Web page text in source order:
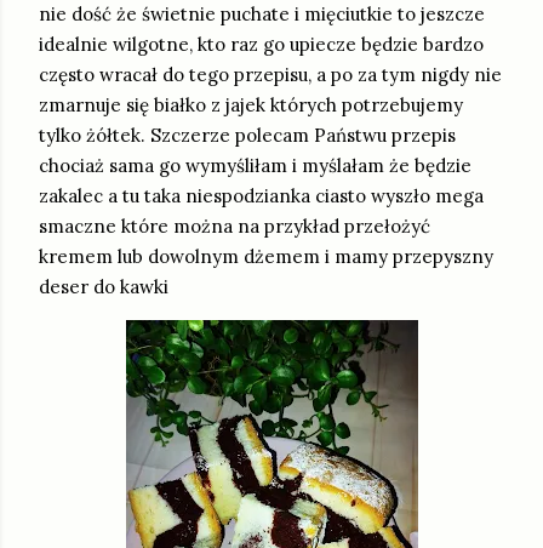
nie dość że świetnie puchate i mięciutkie to jeszcze
idealnie wilgotne, kto raz go upiecze będzie bardzo
często wracał do tego przepisu, a po za tym nigdy nie
zmarnuje się białko z jajek których potrzebujemy
tylko żółtek. Szczerze polecam Państwu przepis
chociaż sama go wymyśliłam i myślałam że będzie
zakalec a tu taka niespodzianka ciasto wyszło mega
smaczne które można na przykład przełożyć
kremem lub dowolnym dżemem i mamy przepyszny
deser do kawki